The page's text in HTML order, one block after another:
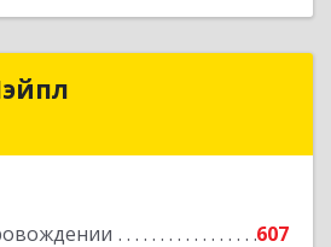
607
Компания Мэйпл
Подробнее